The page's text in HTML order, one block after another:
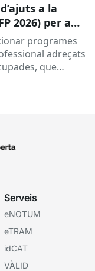
a la
2026) per a
programes
adreçats
que
Serveis
eNOTUM
eTRAM
idCAT
VÀLID